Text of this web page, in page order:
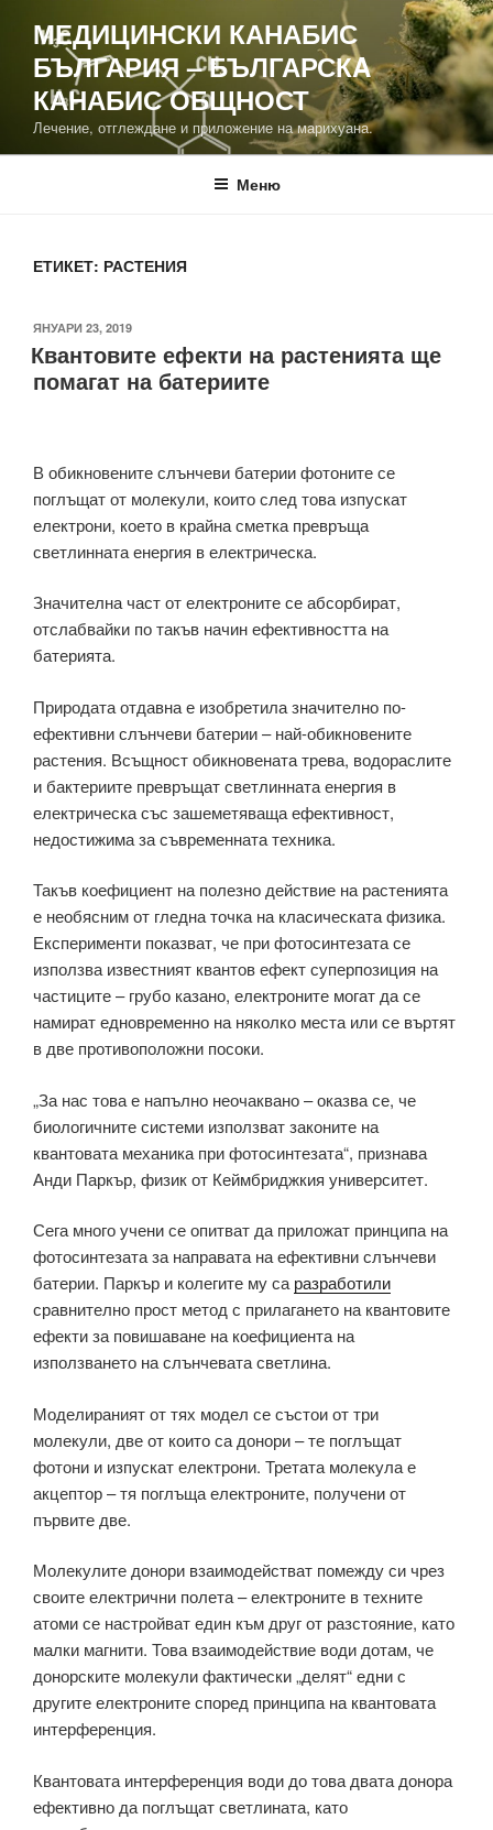
съдържанието
МЕДИЦИНСКИ КАНАБИС
БЪЛГАРИЯ – БЪЛГАРСКA
КАНАБИС ОБЩНОСТ
Лечение, отглеждане и приложение на марихуана.
Меню
ЕТИКЕТ: РАСТЕНИЯ
ПУБЛИКУВАНО
НА
ЯНУАРИ 23, 2019
Квантовите ефекти на растенията ще
помагат на батериите
В обикновените слънчеви батерии фотоните се
поглъщат от молекули, които след това изпускат
електрони, което в крайна сметка превръща
светлинната енергия в електрическа.
Значителна част от електроните се абсорбират,
отслабвайки по такъв начин ефективността на
батерията.
Природата отдавна е изобретила значително по-
ефективни слънчеви батерии – най-обикновените
растения. Всъщност обикновената трева, водораслите
и бактериите превръщат светлинната енергия в
електрическа със зашеметяваща ефективност,
недостижима за съвременната техника.
Такъв коефициент на полезно действие на растенията
е необясним от гледна точка на класическата физика.
Експерименти показват, че при фотосинтезата се
използва известният квантов ефект суперпозиция на
частиците – грубо казано, електроните могат да се
намират едновременно на няколко места или се въртят
в две противоположни посоки.
„За нас това е напълно неочаквано – оказва се, че
биологичните системи използват законите на
квантовата механика при фотосинтезата“, признава
Анди Паркър, физик от Кеймбриджкия университет.
Сега много учени се опитват да приложат принципа на
фотосинтезата за направата на ефективни слънчеви
батерии. Паркър и колегите му саразработили
сравнително прост метод с прилагането на квантовите
ефекти за повишаване на коефициента на
използването на слънчевата светлина.
Моделираният от тях модел се състои от три
молекули, две от които са донори – те поглъщат
фотони и изпускат електрони. Третата молекула е
акцептор – тя поглъща електроните, получени от
първите две.
Молекулите донори взаимодействат помежду си чрез
своите електрични полета – електроните в техните
атоми се настройват един към друг от разстояние, като
малки магнити. Това взаимодействие води дотам, че
донорските молекули фактически „делят“ едни с
другите електроните според принципа на квантовата
интерференция.
Квантовата интерференция води до това двата донора
ефективно да поглъщат светлината, като